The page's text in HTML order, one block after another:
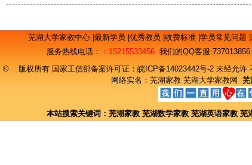
芜湖大学家教中心 最新学员 优秀教员 收费标准 学员常见问题
服务热线电话：
：15215533456 我们的QQ客服:737013856
© 版权所有 国家工信部备案许可证： 皖ICP备14023442号-2 未经允许
网络实名： 芜湖家教 芜湖大学家教网 芜
本站搜索关键词： 芜湖家教 芜湖数学家教 芜湖英语家教 芜